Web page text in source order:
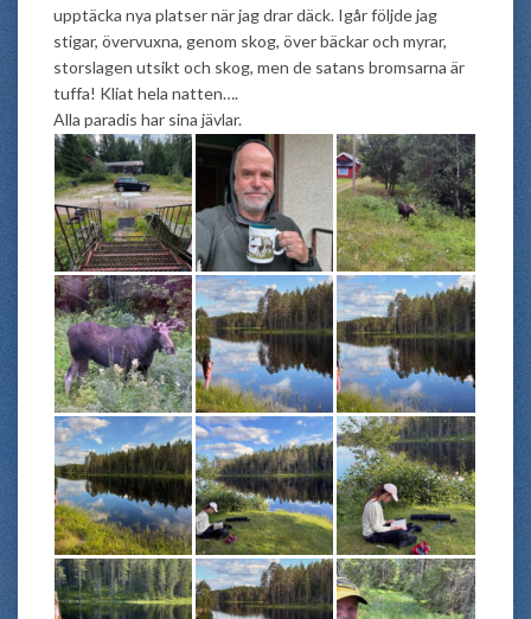
upptäcka nya platser när jag drar däck. Igår följde jag
stigar, övervuxna, genom skog, över bäckar och myrar,
storslagen utsikt och skog, men de satans bromsarna är
tuffa! Kliat hela natten….
Alla paradis har sina jävlar.